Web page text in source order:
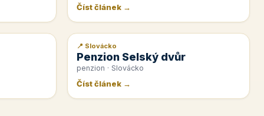
Číst článek →
📰 PR článek
📍 Slovácko
Penzion Selský dvůr
penzion · Slovácko
Číst článek →